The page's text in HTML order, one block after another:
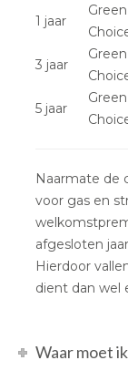
1 jaar
Green
3 jaar
Green
5 jaar
Green
Naarmate de
voor gas en
afgesloten
Hierdoor
dient dan wel
Waar moet